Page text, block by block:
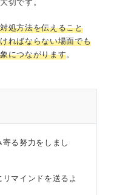
切です。
処方法を伝えること
ればならない場面でも
につながります。
る努力をしまし
マインドを送るよ